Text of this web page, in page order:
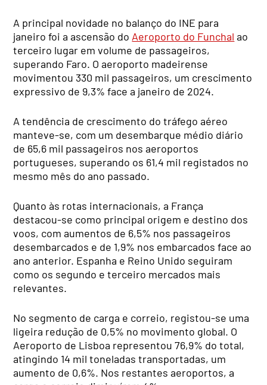
A principal novidade no balanço do INE para
janeiro foi a ascensão do Aeroporto do Funchal ao
terceiro lugar em volume de passageiros,
superando Faro. O aeroporto madeirense
movimentou 330 mil passageiros, um crescimento
expressivo de 9,3% face a janeiro de 2024.
A tendência de crescimento do tráfego aéreo
manteve-se, com um desembarque médio diário
de 65,6 mil passageiros nos aeroportos
portugueses, superando os 61,4 mil registados no
mesmo mês do ano passado.
Quanto às rotas internacionais, a França
destacou-se como principal origem e destino dos
voos, com aumentos de 6,5% nos passageiros
desembarcados e de 1,9% nos embarcados face ao
ano anterior. Espanha e Reino Unido seguiram
como os segundo e terceiro mercados mais
relevantes.
No segmento de carga e correio, registou-se uma
ligeira redução de 0,5% no movimento global. O
Aeroporto de Lisboa representou 76,9% do total,
atingindo 14 mil toneladas transportadas, um
aumento de 0,6%. Nos restantes aeroportos, a